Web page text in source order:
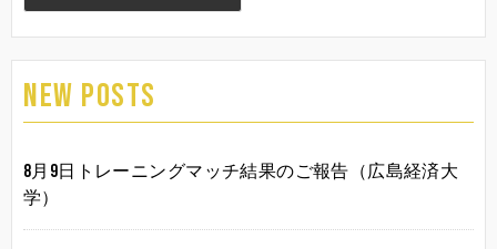
NEW POSTS
8月9日トレーニングマッチ結果のご報告（広島経済大
学）